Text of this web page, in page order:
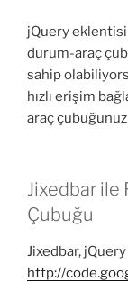
jQuery eklentisi
durum-araç
sahip
hızlı erişim
araç
Jixedbar ile
Çubuğu
Jixedbar,
http://